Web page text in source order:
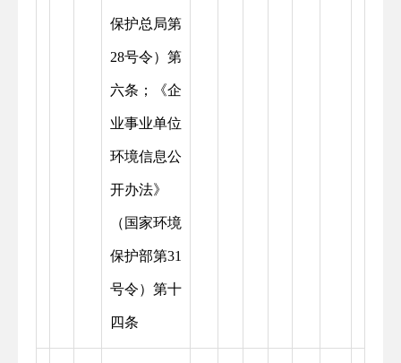
保护总局第
28号令）第
六条；《企
业事业单位
环境信息公
开办法》
（国家环境
保护部第31
号令）第十
四条